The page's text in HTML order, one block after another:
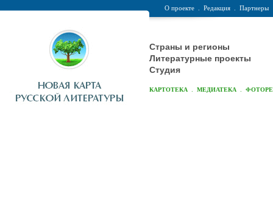
О проекте Редакция Партнеры
Страны и регионы
Литературные проекты
Студия
КАРТОТЕКА МЕДИАТЕКА